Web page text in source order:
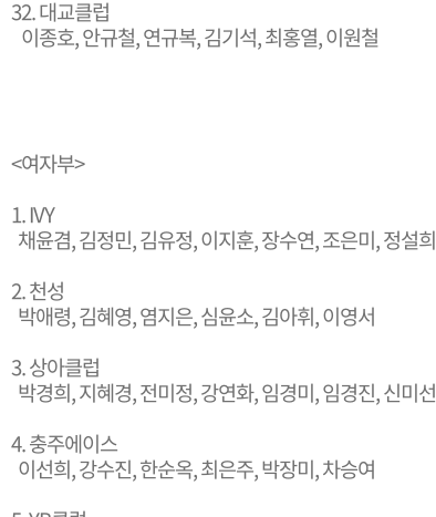
32. 대교클럽
이종호, 안규철, 연규복, 김기석, 최홍열, 이원철
<여자부>
1. IVY
채윤겸, 김정민, 김유정, 이지훈, 장수연, 조은미, 정설희
2. 천성
박애령, 김혜영, 염지은, 심윤소, 김아휘, 이영서
3. 상아클럽
박경희, 지혜경, 전미정, 강연화, 임경미, 임경진, 신미선
4. 충주에이스
이선희, 강수진, 한순옥, 최은주, 박장미, 차승여